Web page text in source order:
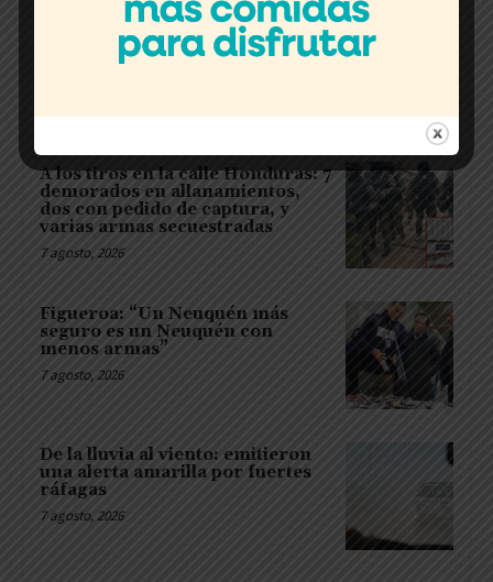
El Sindicato de Petroleros
Privados cuestionó a Halliburton
por el recorte de contratos con
A los tiros en la calle Honduras: 7
demorados en allanamientos,
dos con pedido de captura, y
varias armas secuestradas
7 agosto, 2026
Figueroa: “Un Neuquén más
seguro es un Neuquén con
menos armas”
7 agosto, 2026
De la lluvia al viento: emitieron
una alerta amarilla por fuertes
ráfagas
7 agosto, 2026